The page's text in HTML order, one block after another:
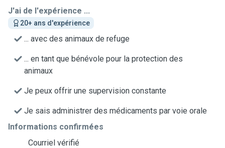
J'ai de l'expérience ...
20+ ans d'expérience
... avec des animaux de refuge
... en tant que bénévole pour la protection des
animaux
Je peux offrir une supervision constante
Je sais administrer des médicaments par voie orale
Informations confirmées
Courriel vérifié